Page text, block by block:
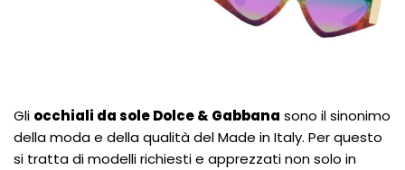
Gli occhiali da sole Dolce & Gabbana sono il sinonimo
della moda e della qualità del Made in Italy. Per questo
si tratta di modelli richiesti e apprezzati non solo in